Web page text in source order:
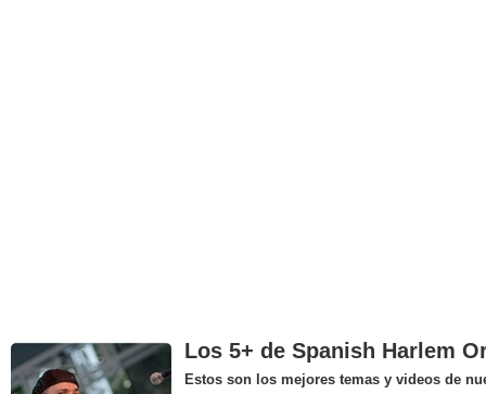
Los 5+ de Spanish Harlem
Estos son los mejores temas y videos de